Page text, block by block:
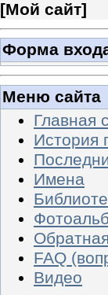
[Мой сайт]
Форма
Меню сайта
Главная
История
Имена
FAQ
Видео